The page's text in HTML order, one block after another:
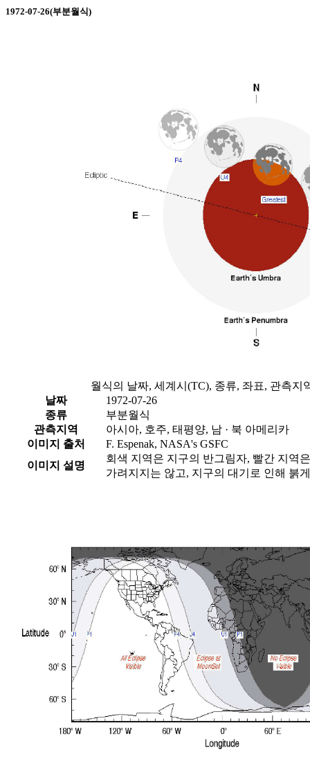
1972-07-26(부분월식)
월식의 날짜, 세계시(TC), 종류, 좌표, 관측
날짜
1972-07-26
종류
부분월식
관측지역
아시아, 호주, 태평양, 남 · 북 아메리카
이미지 출처
F. Espenak, NASA's GSFC
이미지 설명
회색 지역은 지구의 반그림자, 빨간 지역
가려지지는 않고, 지구의 대기로 인해 붉